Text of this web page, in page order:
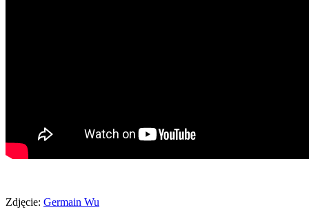
Zdjęcie: Germain Wu